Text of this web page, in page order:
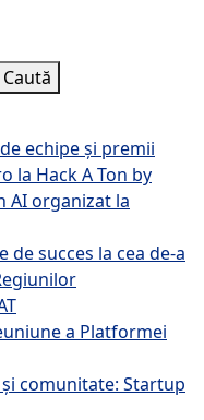
Caută
echipe și premii
la Hack A Ton by
AI organizat la
de succes la cea de-a
a Platformei
comunitate: Startup